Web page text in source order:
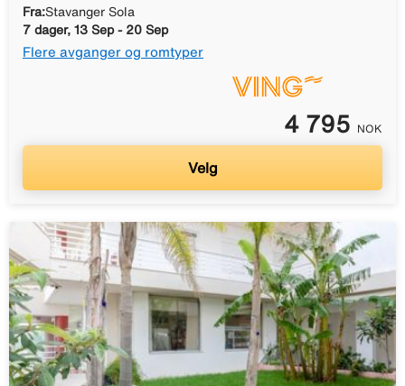
Fra:Stavanger Sola
7 dager, 13 Sep - 20 Sep
Flere avganger og romtyper
4 795 NOK
Velg